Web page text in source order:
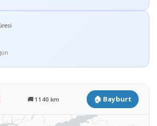
🚚 1140 km 🏠 Bayburt